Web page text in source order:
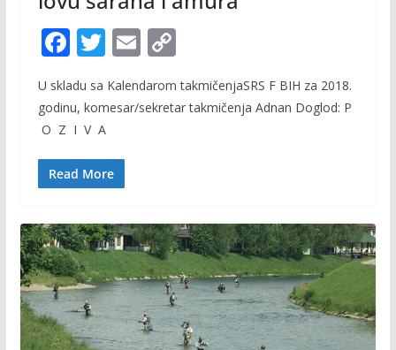
F
ac
e
b
o
o
T
w
itt
er
E
m
ai
C
o
p
U skladu sa Kalendarom takmičenjaSRS F BIH za 2018.
godinu, komesar/sekretar takmičenja Adnan Doglod: P
O Z I V A
Read More